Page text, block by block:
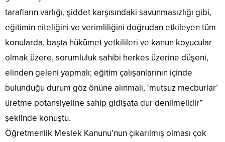
tarafların varlığı, şiddet karşısındaki savunmasızlığı gibi,
eğitimin niteliğini ve verimliliğini doğrudan etkileyen tüm
konularda, başta hükûmet yetkilileri ve kanun koyucular
olmak üzere, sorumluluk sahibi herkes üzerine düşeni,
elinden geleni yapmalı; eğitim çalışanlarının içinde
bulunduğu durum göz önüne alınmalı, ‘mutsuz mecburlar’
üretme potansiyeline sahip gidişata dur denilmelidir”
şeklinde konuştu.
Öğretmenlik Meslek Kanunu’nun çıkarılmış olması çok